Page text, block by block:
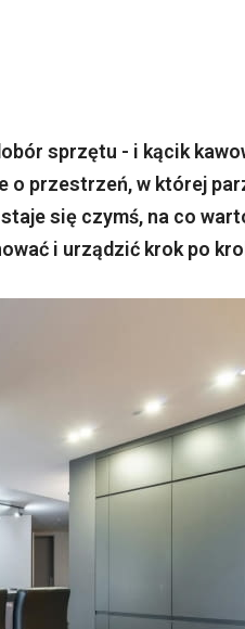
sprzętu - i kącik
o przestrzeń, w której
się czymś, na co
i urządzić krok po